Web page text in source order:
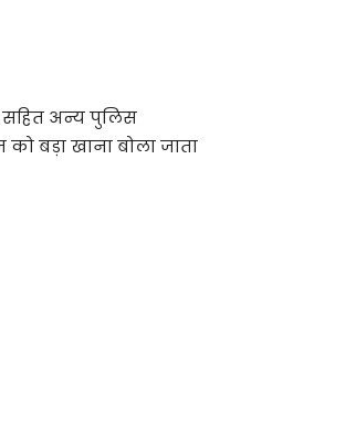
अन्य पुलिस
बड़ा खाना बोला जाता